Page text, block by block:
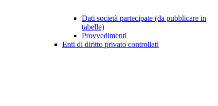
Dati società partecipate (da pubblicare in
tabelle)
Provvedimenti
Enti di diritto privato controllati